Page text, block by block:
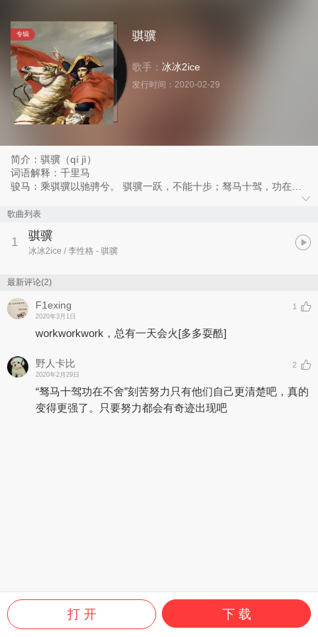
专辑 骐骥
歌手： 冰冰2ice
发行时间： 2020-02-29
简介：骐骥（qí jì）
词语解释：千里马
骏马：乘骐骥以驰骋兮。 骐骥一跃，不能十步；驽马十驾，功在不
“借问游方士，焉测尘嚣外”，世人是难以揭晓的。它的开而复闭，渔
歌曲列表
1 骐骥
冰冰2ice / 李性格 - 骐骥
最新评论(2)
F1exing
2020年3月1日
1
workworkwork，总有一天会火[多多耍酷]
野人卡比
2020年2月29日
2
“驽马十驾功在不舍”刻苦努力只有他们自己更清楚吧，真的
变得更强了。只要努力都会有奇迹出现吧
打 开 下 载